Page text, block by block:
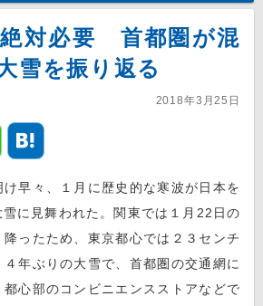
対必要 首都圏が混
雪を振り返る
2018年3月25日
早々、１月に歴史的な寒波が日本を
に見舞われた。関東では１月22日の
ったため、東京都心では２３センチ
年ぶりの大雪で、首都圏の交通網に
心部のコンビニエンスストアなどで